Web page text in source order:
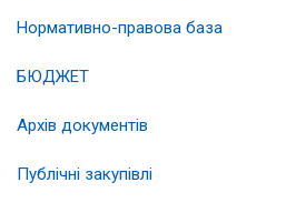
Нормативно-правова база
БЮДЖЕТ
Архів документів
Публічні закупівлі